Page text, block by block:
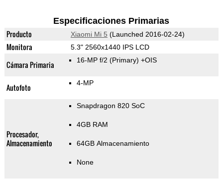
Especificaciones Primarias
Producto Xiaomi Mi 5 (Launched 2016-02-24)
Monitora 5.3" 2560x1440 IPS LCD
Cámara Primaria 16-MP f/2 (Primary) +OIS
Autofoto 4-MP
Procesador,
Almacenamiento
Snapdragon 820 SoC
4GB RAM
64GB Almacenamiento
None